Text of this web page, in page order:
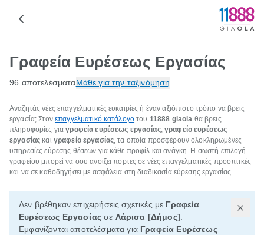
Γραφεία Ευρέσεως Εργασίας
96 αποτελέσματαΜάθε για την ταξινόμηση
Aναζητάς νέες επαγγελματικές ευκαιρίες ή έναν αξιόπιστο τρόπο να βρεις
εργασία; Στον επαγγελματικό κατάλογο του 11888 giaola θα βρεις
πληροφορίες γιαγραφεία ευρέσεως εργασίας,γραφείο ευρέσεως
εργασίας και γραφείο εργασίας, τα οποία προσφέρουν ολοκληρωμένες
υπηρεσίες εύρεσης θέσεων για κάθε προφίλ και ανάγκη. Η σωστή επιλογή
γραφείου μπορεί να σου ανοίξει πόρτες σε νέες επαγγελματικές προοπτικές
και να σε καθοδηγήσει με ασφάλεια στη διαδικασία εύρεσης εργασίας.
Δεν βρέθηκαν επιχειρήσεις σχετικές με Γραφεία
Ευρέσεως Εργασίαςσε Λάρισα [Δήμος]
Εμφανίζονται αποτελέσματα για Γραφεία Ευρέσεως